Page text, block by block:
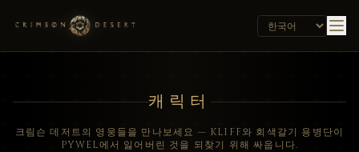
캐릭터
크림슨 데저트의 영웅들을 만나보세요 — KLIFF와 회색갈기 용병단이
PYWEL에서 잃어버린 것을 되찾기 위해 싸웁니다.